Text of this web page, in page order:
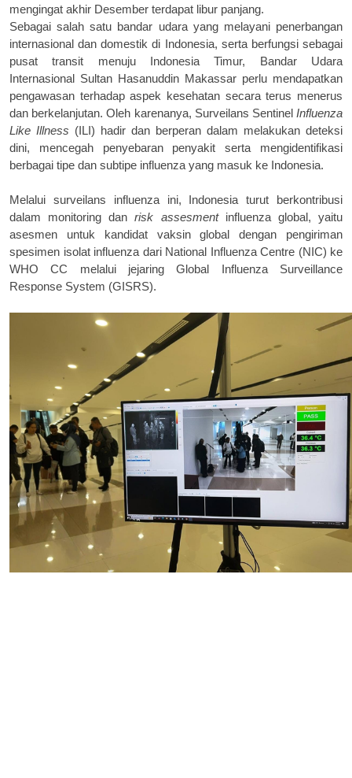
mengingat akhir Desember terdapat libur panjang.
Sebagai salah satu bandar udara yang melayani penerbangan
internasional dan domestik di Indonesia, serta berfungsi sebagai
pusat transit menuju Indonesia Timur, Bandar Udara
Internasional Sultan Hasanuddin Makassar perlu mendapatkan
pengawasan terhadap aspek kesehatan secara terus menerus
dan berkelanjutan. Oleh karenanya, Surveilans Sentinel Influenza
Like Illness (ILI) hadir dan berperan dalam melakukan deteksi
dini, mencegah penyebaran penyakit serta mengidentifikasi
berbagai tipe dan subtipe influenza yang masuk ke Indonesia.
Melalui surveilans influenza ini, Indonesia turut berkontribusi
dalam monitoring danrisk assesmentinfluenza global, yaitu
asesmen untuk kandidat vaksin global dengan pengiriman
spesimen isolat influenza dari National Influenza Centre (NIC) ke
WHO CC melalui jejaring Global Influenza Surveillance
Response System (GISRS).